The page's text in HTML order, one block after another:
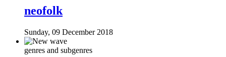
neofolk
Sunday, 09 December 2018
genres and subgenres